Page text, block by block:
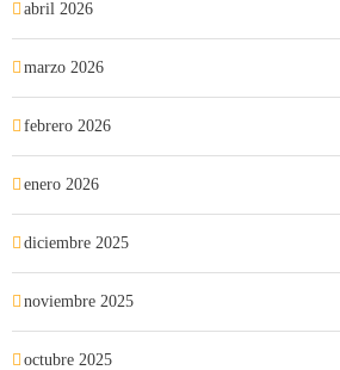
abril 2026
marzo 2026
febrero 2026
enero 2026
diciembre 2025
noviembre 2025
octubre 2025